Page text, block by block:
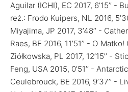
Aguilar (ICHI), EC 2017, 6’15’’ -
reż.: Frodo Kuipers, NL 2016,
Miyajima, JP 2017, 3’48’’ -
Raes, BE 2016, 11’51’’ - O
Ziółkowska, PL 2017, 12’15’’ -
Feng, USA 2015, 0’51’’ -
Ceulebrouck, BE 2016, 9’37’’ -